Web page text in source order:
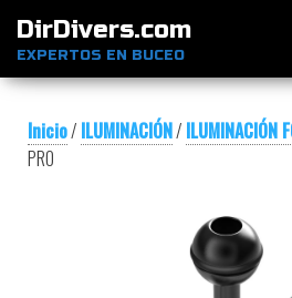
DirDivers.com
EXPERTOS EN BUCEO
Inicio/ ILUMINACIÓN/ ILUMINACIÓN
PRO